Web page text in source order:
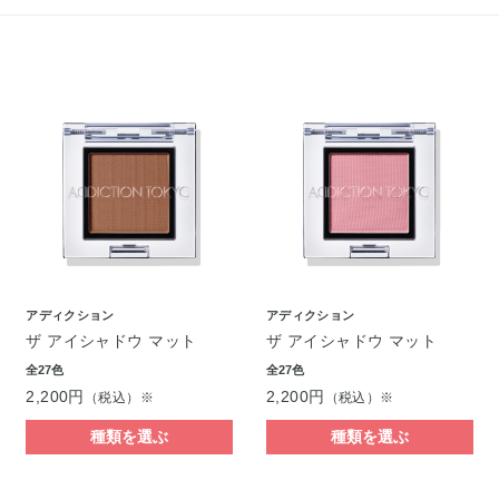
アディクション
ザ アイシャドウ マット
全27色
2,200円 （税込）※
種類を選ぶ
アディクション
ザ アイシャドウ マット
全27色
2,200円 （税込）※
種類を選ぶ